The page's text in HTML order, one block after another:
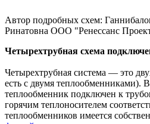
Автор подробных схем:
Ринатовна ООО "Ренессанс
Четырехтрубная схема
Четырехтрубная система — это
есть с двумя теплообменниками).
теплообменник подключен к
горячим теплоносителем
теплообменников имеется